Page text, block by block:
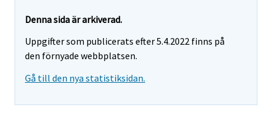
Denna sida är arkiverad.
Uppgifter som publicerats efter 5.4.2022 finns på
den förnyade webbplatsen.
Gå till den nya statistiksidan.